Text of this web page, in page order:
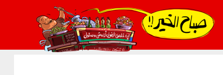
021_2.png